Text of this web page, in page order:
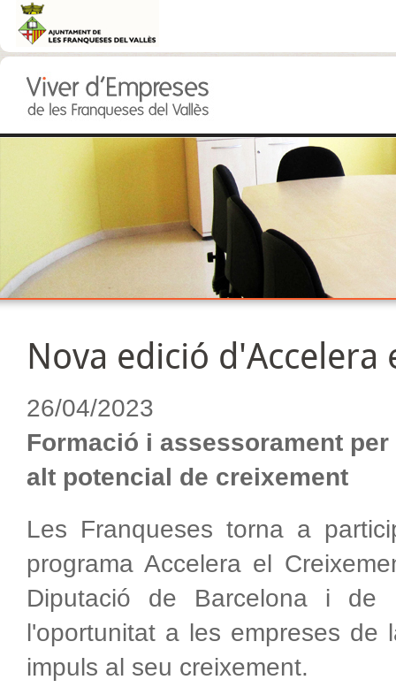
Nova edició
26/04/2023
Formació i assessorament
alt potencial de creixement
Les Franqueses torna a
programa Accelera el
Diputació de Barcelona i de
l'oportunitat a les empreses de
impuls al seu creixement.